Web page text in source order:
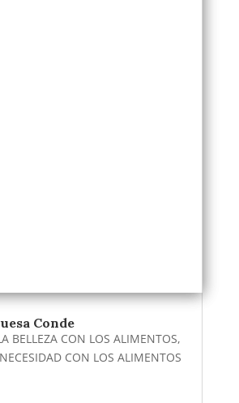
Conde
BELLEZA CON LOS ALIMENTOS,
CON LOS ALIMENTOS